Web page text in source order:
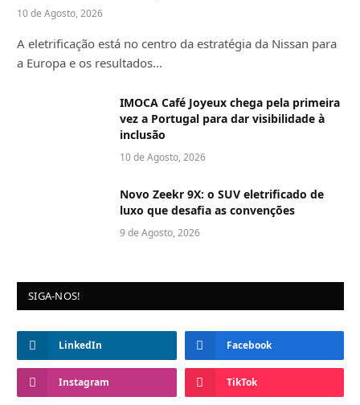
10 de Agosto, 2026
A eletrificação está no centro da estratégia da Nissan para
a Europa e os resultados…
IMOCA Café Joyeux chega pela primeira
vez a Portugal para dar visibilidade à
inclusão
10 de Agosto, 2026
Novo Zeekr 9X: o SUV eletrificado de
luxo que desafia as convenções
9 de Agosto, 2026
SIGA-NOS!
LinkedIn Facebook
Instagram TikTok